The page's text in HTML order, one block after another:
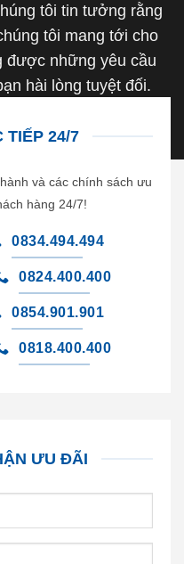
tôi tin tưởng rằng
tôi mang tới cho
được những yêu cầu
hài lòng tuyệt đối.
TIẾP 24/7
và các chính sách ưu
hàng 24/7!
0834.494.494
0824.400.400
0854.901.901
0818.400.400
ƯU ĐÃI